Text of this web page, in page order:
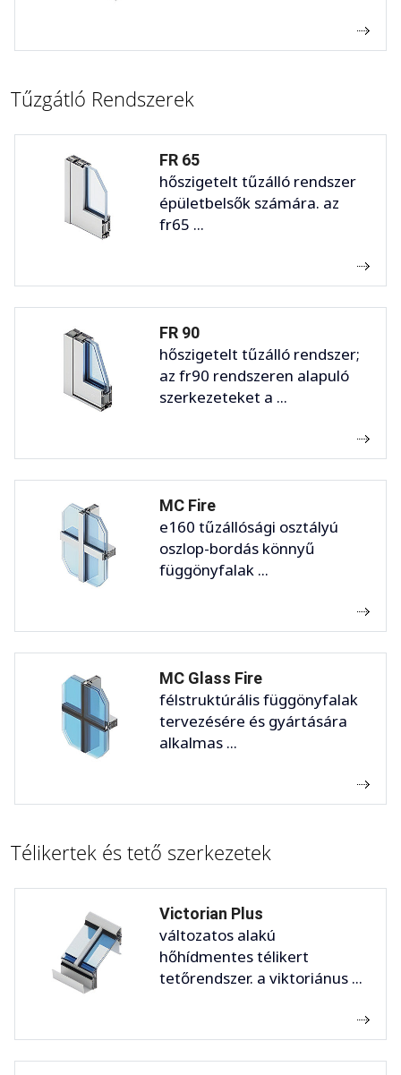
Tűzgátló Rendszerek
FR 65
hőszigetelt tűzálló rendszer
épületbelsők számára. az
fr65 ...
FR 90
hőszigetelt tűzálló rendszer;
az fr90 rendszeren alapuló
szerkezeteket a ...
MC Fire
e160 tűzállósági osztályú
oszlop-bordás könnyű
függönyfalak ...
MC Glass Fire
félstruktúrális függönyfalak
tervezésére és gyártására
alkalmas ...
Télikertek és tető szerkezetek
Victorian Plus
változatos alakú
hőhídmentes télikert
tetőrendszer. a viktoriánus ...